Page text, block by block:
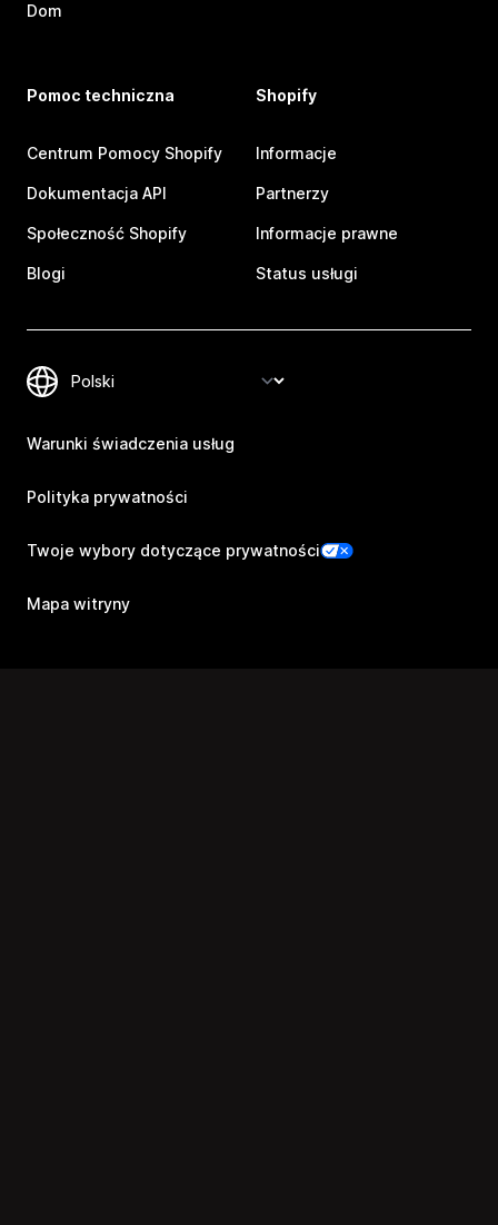
Dom
Pomoc techniczna
Centrum Pomocy Shopify
Dokumentacja API
Społeczność Shopify
Blogi
Shopify
Informacje
Partnerzy
Informacje prawne
Status usługi
Warunki świadczenia usług
Polityka prywatności
Twoje wybory dotyczące prywatności
Mapa witryny